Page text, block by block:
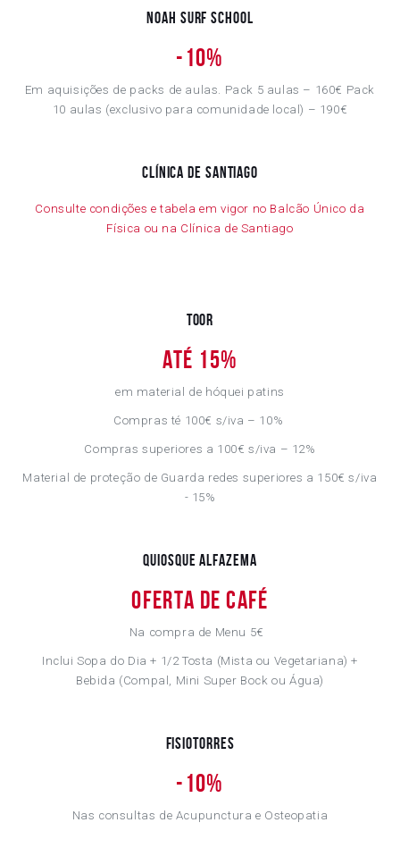
Noah Surf School
-10%
Em aquisições de packs de aulas. Pack 5 aulas – 160€ Pack
10 aulas (exclusivo para comunidade local) – 190€
Clínica de Santiago
Consulte condições e tabela em vigor no Balcão Único da
Física ou na Clínica de Santiago
Toor
até 15%
em material de hóquei patins
Compras té 100€ s/iva – 10%
Compras superiores a 100€ s/iva – 12%
Material de proteção de Guarda redes superiores a 150€ s/iva
- 15%
Quiosque Alfazema
Oferta de Café
Na compra de Menu 5€
Inclui Sopa do Dia + 1/2 Tosta (Mista ou Vegetariana) +
Bebida (Compal, Mini Super Bock ou Água)
Fisiotorres
-10%
Nas consultas de Acupunctura​ e Osteopatia